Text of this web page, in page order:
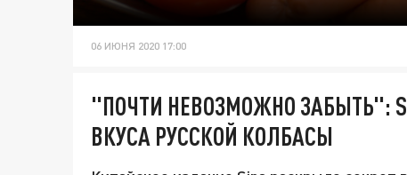
06 ИЮНЯ 2020 17:00
"ПОЧТИ НЕВОЗМОЖНО ЗАБЫТЬ":
ВКУСА РУССКОЙ КОЛБАСЫ